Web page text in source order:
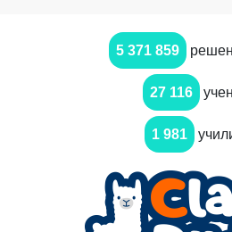
5 371 859
27 116
1 981